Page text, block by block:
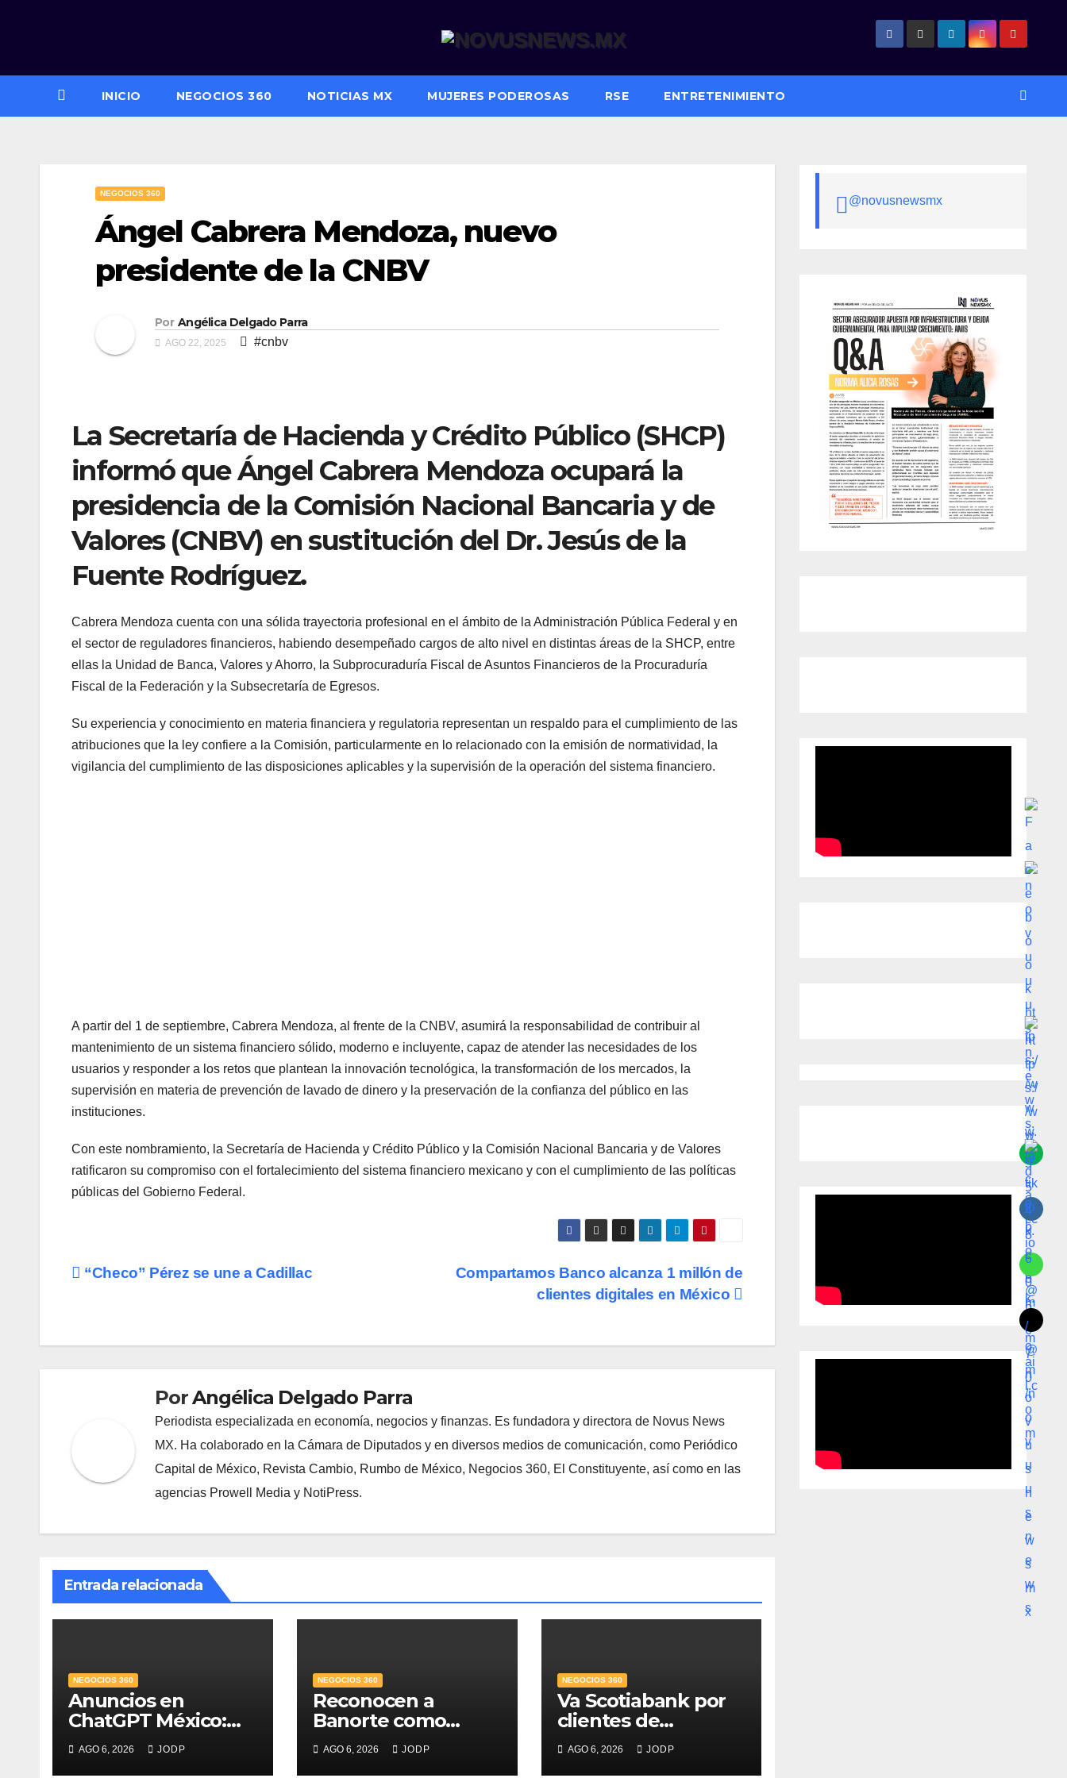
INICIO NEGOCIOS 360 NOTICIAS MX MUJERES PODEROSAS RSE ENTRETENIMIENTO
NEGOCIOS 360
Ángel Cabrera Mendoza, nuevo
presidente de la CNBV
Por Angélica Delgado Parra
AGO 22, 2025 #cnbv
La Secretaría de Hacienda y Crédito Público (SHCP)
informó que Ángel Cabrera Mendoza ocupará la
presidencia de la Comisión Nacional Bancaria y de
Valores (CNBV) en sustitución del Dr. Jesús de la
Fuente Rodríguez.
Cabrera Mendoza cuenta con una sólida trayectoria profesional en el ámbito de la Administración Pública Federal y en
el sector de reguladores financieros, habiendo desempeñado cargos de alto nivel en distintas áreas de la SHCP, entre
ellas la Unidad de Banca, Valores y Ahorro, la Subprocuraduría Fiscal de Asuntos Financieros de la Procuraduría
Fiscal de la Federación y la Subsecretaría de Egresos.
Su experiencia y conocimiento en materia financiera y regulatoria representan un respaldo para el cumplimiento de las
atribuciones que la ley confiere a la Comisión, particularmente en lo relacionado con la emisión de normatividad, la
vigilancia del cumplimiento de las disposiciones aplicables y la supervisión de la operación del sistema financiero.
A partir del 1 de septiembre, Cabrera Mendoza, al frente de la CNBV, asumirá la responsabilidad de contribuir al
mantenimiento de un sistema financiero sólido, moderno e incluyente, capaz de atender las necesidades de los
usuarios y responder a los retos que plantean la innovación tecnológica, la transformación de los mercados, la
supervisión en materia de prevención de lavado de dinero y la preservación de la confianza del público en las
instituciones.
Con este nombramiento, la Secretaría de Hacienda y Crédito Público y la Comisión Nacional Bancaria y de Valores
ratificaron su compromiso con el fortalecimiento del sistema financiero mexicano y con el cumplimiento de las políticas
públicas del Gobierno Federal.
Navegación
entradas
Compartamos Banco alcanza 1 millón de
clientes digitales en México
“Checo” Pérez se une a Cadillac
PorAngélica Delgado Parra
Periodista especializada en economía, negocios y finanzas. Es fundadora y directora de Novus News
MX. Ha colaborado en la Cámara de Diputados y en diversos medios de comunicación, como Periódico
Capital de México, Revista Cambio, Rumbo de México, Negocios 360, El Constituyente, así como en las
agencias Prowell Media y NotiPress.
Entrada relacionada
NEGOCIOS 360
Anuncios en
ChatGPT México:
¿quién los verá y
qué pasará con las
AGO 6, 2026 JODP
NEGOCIOS 360
Reconocen a
Banorte como
Mejor Banco para
PyMEs; supera 14%
AGO 6, 2026 JODP
NEGOCIOS 360
Va Scotiabank por
clientes de
patrimonio
emergente
AGO 6, 2026 JODP
@novusnewsmx